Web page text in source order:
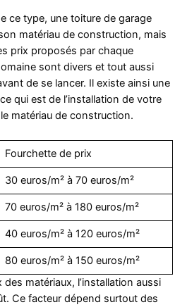
ce type, une toiture de garage
matériau de construction, mais
prix proposés par chaque
sont divers et tout aussi
de se lancer. Il existe ainsi une
qui est de l’installation de votre
matériau de construction.
Fourchette de prix
30 euros/m² à 70 euros/m²
70 euros/m² à 180 euros/m²
40 euros/m² à 120 euros/m²
80 euros/m² à 150 euros/m²
matériaux, l’installation aussi
Ce facteur dépend surtout des